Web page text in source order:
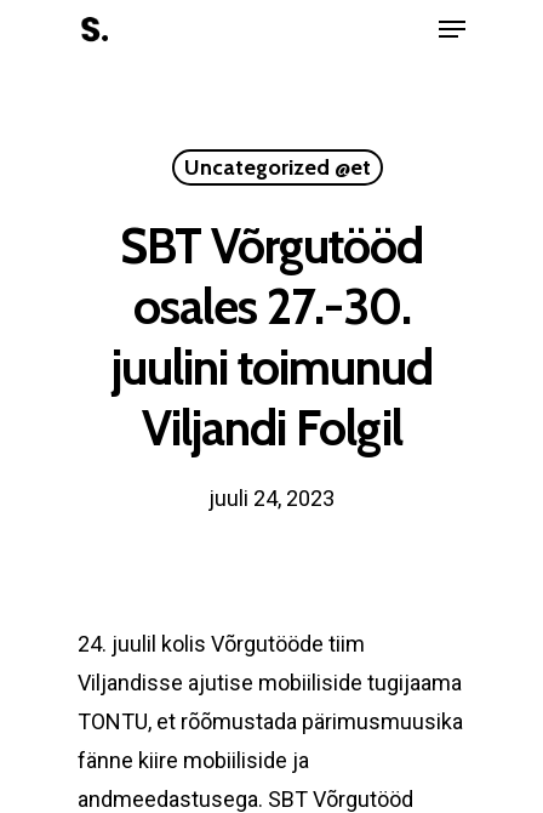
Uncategorized @et
SBT Võrgutööd
osales 27.-30.
juulini toimunud
Viljandi Folgil
juuli 24, 2023
24. juulil kolis Võrgutööde tiim
Viljandisse ajutise mobiiliside tugijaama
TONTU, et rõõmustada pärimusmuusika
fänne kiire mobiiliside ja
andmeedastusega. SBT Võrgutööd
Tehtud tööd
Tunnustused
Kontakt